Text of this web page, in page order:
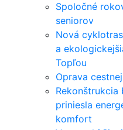
Spoločné
seniorov
Nová
a
Topľou
Oprava
Rekonštrukcia
priniesla
komfort